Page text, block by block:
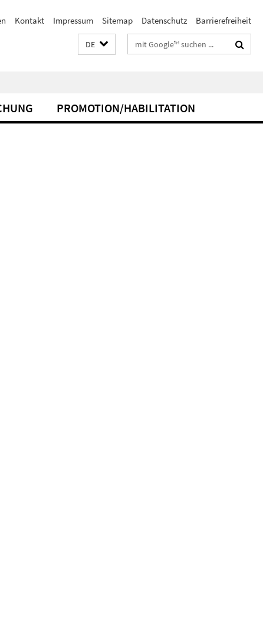
Kontakt Impressum Sitemap Datenschutz Barrierefreiheit
DE Suchbegriffe
PROMOTION/HABILITATION